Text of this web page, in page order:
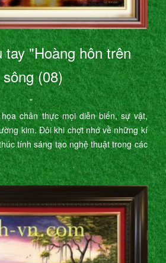
tay "Hoàng hôn trên
sông (08)
"
chân thực mọi diễn biến, sự vật,
kim. Đôi khi chợt nhớ về những kí
tính sáng tạo nghệ thuật trong các